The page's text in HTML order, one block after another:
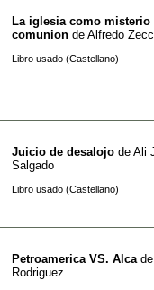
La iglesia como misterio
comunion de Alfredo
Libro usado (Castellano)
Juicio de desalojo de Ali
Salgado
Libro usado (Castellano)
Petroamerica VS. Alca
Rodriguez